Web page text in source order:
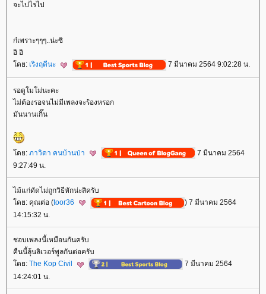
จะไปไรไป
ก๋เพราะๆๆๆ..น่ะซิ
อิ อิ
ดย: เริงฤดีนะ 7 มีนาคม 2564 9:02:28 น.
รอดูโมโม่นะคะ
ไม่ต้องรอจนไม่มีเพลงจะร้องหรอก
มันนานเกิ๊น
ดย: ภาวิดา คนบ้านป่า
7 มีนาคม 2564
9:27:49 น.
ไม้แก่ดัดไม่ถูกวิธีหักน่ะสิครับ
ดย: คุณต่อ (toor36
) 7 มีนาคม 2564
14:15:32 น.
ชอบเพลงนี้เหมือนกันครับ
คืนนี้ลุ้นลิเวอร์พูลกันต่อครับ
ดย: The Kop Civil
7 มีนาคม 2564
14:24:01 น.